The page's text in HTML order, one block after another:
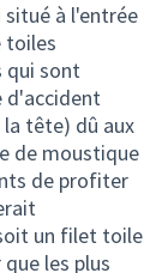
situé à l'entrée
toiles
qui sont
d'accident
la tête) dû aux
de moustique
de profiter
un filet toile
les plus